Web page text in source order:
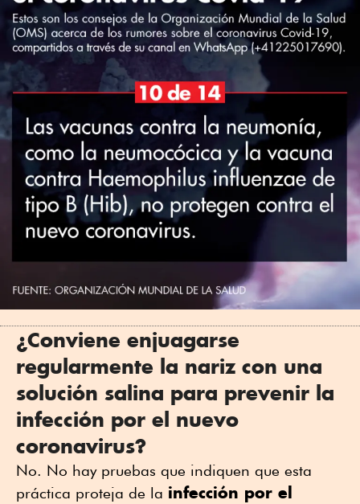
¿Conviene enjuagarse
regularmente la nariz con una
solución salina para prevenir la
infección por el nuevo
coronavirus?
No. No hay pruebas que indiquen que esta
práctica proteja de la infección por el